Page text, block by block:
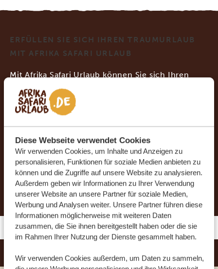
Diese Webseite verwendet Cookies
Wir verwenden Cookies, um Inhalte und Anzeigen zu
personalisieren, Funktionen für soziale Medien anbieten zu
können und die Zugriffe auf unsere Website zu analysieren.
Außerdem geben wir Informationen zu Ihrer Verwendung
unserer Website an unsere Partner für soziale Medien,
Werbung und Analysen weiter. Unsere Partner führen diese
Informationen möglicherweise mit weiteren Daten
zusammen, die Sie ihnen bereitgestellt haben oder die sie
im Rahmen Ihrer Nutzung der Dienste gesammelt haben.
Wir verwenden Cookies außerdem, um Daten zu sammeln,
ERFÜLLEN SIE SICH IHREN TRAUMURLAUB
MIT AFRIKA SAFARI URLAUB
Mit Afrika Safari Urlaub können Sie sich Ihren
Urlaub ganz nach Ihren Wünschen
zusammenstellen. Verraten Sie unseren
Spezialisten einfach, wie Sie unsere Routen
anpassen möchten, und schon organisieren sie
Ihre Traumreise.
DIESE REISE JETZT ANFRAGEN
SILBER